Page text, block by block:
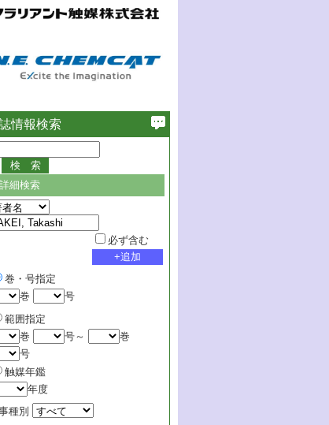
情報検索
細検索
必ず含む
巻・号指定
巻
号
範囲指定
巻
号～
巻
号
触媒年鑑
年度
種別